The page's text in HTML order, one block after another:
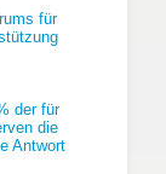
für
der für
die
Antwort